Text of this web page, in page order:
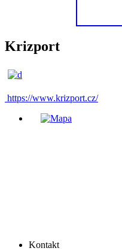
Krizport
https://www.krizport.cz/
Kontakt